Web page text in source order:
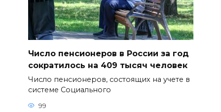
Число пенсионеров в России за год
сократилось на 409 тысяч человек
Число пенсионеров, состоящих на учете в
системе Социального
99